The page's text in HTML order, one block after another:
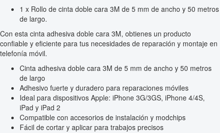
1 x Rollo de cinta doble cara 3M de 5 mm de ancho y 50 metros
de largo.
Con esta cinta adhesiva doble cara 3M, obtienes un producto
confiable y eficiente para tus necesidades de reparación y montaje en
telefonía móvil.
Cinta adhesiva doble cara 3M de 5 mm de ancho y 50 metros
de largo
Adhesivo fuerte y duradero para reparaciones móviles
Ideal para dispositivos Apple: iPhone 3G/3GS, iPhone 4/4S,
iPad y iPad 2
Compatible con accesorios de instalación y modchips
Fácil de cortar y aplicar para trabajos precisos